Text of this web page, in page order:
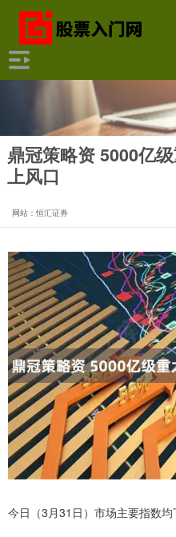
鼎冠策略资 5000亿
上风口
网站：恒汇证券
今日（3月31日）市场主要指数均